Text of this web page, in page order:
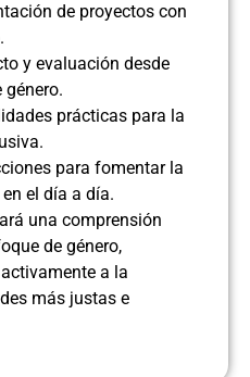
de proyectos con
y evaluación desde
género.
prácticas para la
para fomentar la
el día a día.
una comprensión
de género,
a la
más justas e